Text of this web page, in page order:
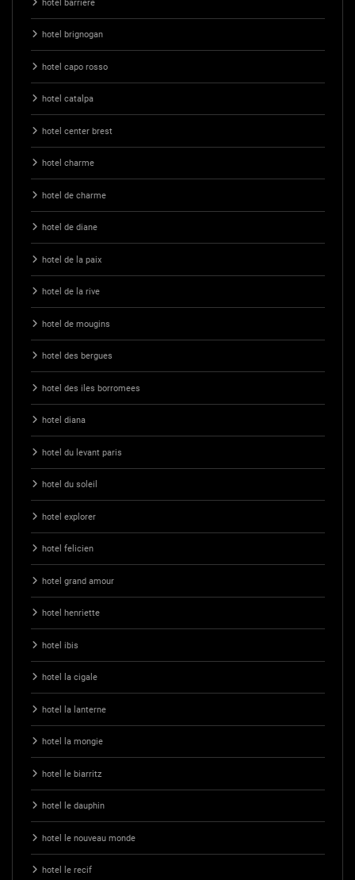
hotel barriere
hotel brignogan
hotel capo rosso
hotel catalpa
hotel center brest
hotel charme
hotel de charme
hotel de diane
hotel de la paix
hotel de la rive
hotel de mougins
hotel des bergues
hotel des iles borromees
hotel diana
hotel du levant paris
hotel du soleil
hotel explorer
hotel felicien
hotel grand amour
hotel henriette
hotel ibis
hotel la cigale
hotel la lanterne
hotel la mongie
hotel le biarritz
hotel le dauphin
hotel le nouveau monde
hotel le recif